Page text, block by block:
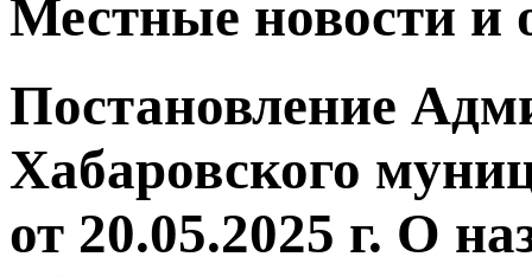
Местные новости и
Постановление
Хабаровского
от 20.05.2025 г. О